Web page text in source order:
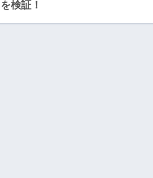
を検証！